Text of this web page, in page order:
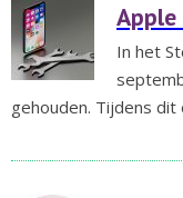
In het
gehouden. Tijdens